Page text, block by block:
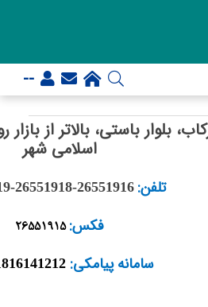
--
بلوار باستی، بالاتر از
اسلامی شهر
تلفن: 26551918-26551916
فکس: 26551915
سامانه پیامکی: